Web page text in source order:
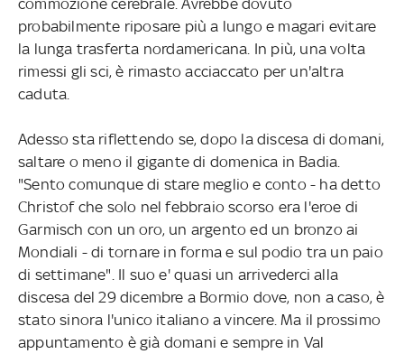
probabilmente riposare più a lungo e magari evitare
la lunga trasferta nordamericana. In più, una volta
rimessi gli sci, è rimasto acciaccato per un'altra
caduta.
Adesso sta riflettendo se, dopo la discesa di domani,
saltare o meno il gigante di domenica in Badia.
"Sento comunque di stare meglio e conto - ha detto
Christof che solo nel febbraio scorso era l'eroe di
Garmisch con un oro, un argento ed un bronzo ai
Mondiali - di tornare in forma e sul podio tra un paio
di settimane". Il suo e' quasi un arrivederci alla
discesa del 29 dicembre a Bormio dove, non a caso, è
stato sinora l'unico italiano a vincere. Ma il prossimo
appuntamento è già domani e sempre in Val